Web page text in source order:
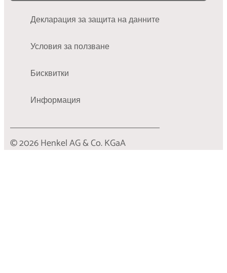
Декларация за защита на данните
Условия за ползване
Бисквитки
Информация
© 2026 Henkel AG & Co. KGaA